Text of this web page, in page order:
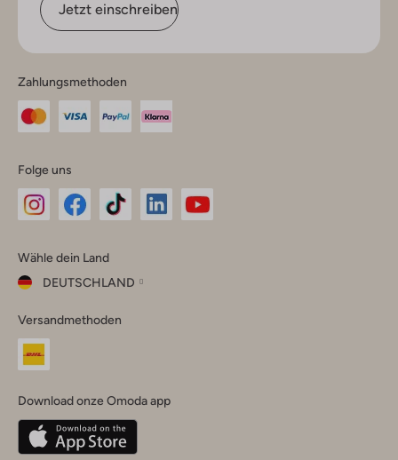
Jetzt einschreiben
Zahlungsmethoden
Folge uns
Instagram
Facebook
TikTok
Wähle dein Land
DEUTSCHLAND
dein
Land
Belgique(Français)
Deutschland
Versandmethoden
Download onze Omoda app